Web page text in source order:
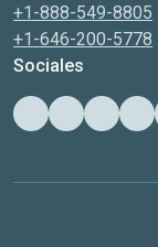
+1-888-549-8805
+1-646-200-5778
Sociales